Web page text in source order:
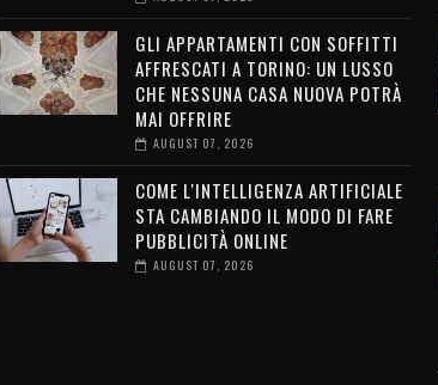
GLI APPARTAMENTI CON SOFFITTI
AFFRESCATI A TORINO: UN LUSSO
CHE NESSUNA CASA NUOVA POTRÀ
MAI OFFRIRE
AUGUST 07, 2026
COME L'INTELLIGENZA ARTIFICIALE
STA CAMBIANDO IL MODO DI FARE
PUBBLICITÀ ONLINE
AUGUST 07, 2026